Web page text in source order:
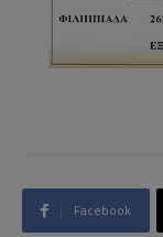
Facebook